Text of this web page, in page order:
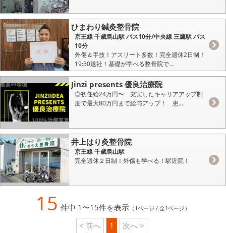
ひまわり鍼灸整骨院
京王線 千歳烏山駅 バス10分/中央線 三鷹駅 バス
10分
外傷＆手技！アスリート多数！完全週休2日制！
19:30退社！基礎が学べる整骨院で...
Jinzi presents 優良治療院
◎初任給24万円〜 充実したキャリアアップ制
度で最大80万円まで給与アップ！ 患...
井上はり灸整骨院
京王線 千歳烏山駅
完全週休２日制！外傷も学べる！駅近院！
15 件中 1〜15件を表示 （1ページ / 全1ページ）
< 前へ 1 次へ >